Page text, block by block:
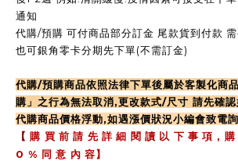
通知
代購/預購 可付商品部分訂金 尾款貨到付款
也可銀角零卡分期先下單(不需訂金)
代購/預購商品依照法律下單後屬於客製化商
購」之行為無法取消,更改款式/尺寸 請先確
代購商品價格浮動,如遇漲價狀況小編會致電
【 購 買 前 請 先 詳 細 閱 讀 以 下 事 項 , 購
0 % 同 意 內 容】